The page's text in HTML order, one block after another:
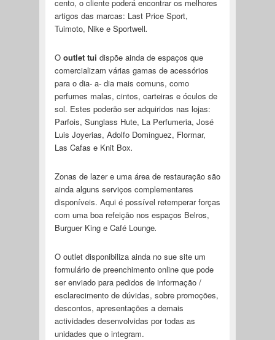
cento, o cliente poderá encontrar os melhores
artigos das marcas: Last Price Sport,
Tuimoto, Nike e Sportwell.
O outlet tui dispõe ainda de espaços que
comercializam várias gamas de acessórios
para o dia- a- dia mais comuns, como
perfumes malas, cintos, carteiras e óculos de
sol. Estes poderão ser adquiridos nas lojas:
Parfois, Sunglass Hute, La Perfumeria, José
Luis Joyerias, Adolfo Dominguez, Flormar,
Las Cafas e Knit Box.
Zonas de lazer e uma área de restauração são
ainda alguns serviços complementares
disponíveis. Aqui é possível retemperar forças
com uma boa refeição nos espaços Belros,
Burguer King e Café Lounge.
O outlet disponibiliza ainda no sue site um
formulário de preenchimento online que pode
ser enviado para pedidos de informação /
esclarecimento de dúvidas, sobre promoções,
descontos, apresentações a demais
actividades desenvolvidas por todas as
unidades que o integram.